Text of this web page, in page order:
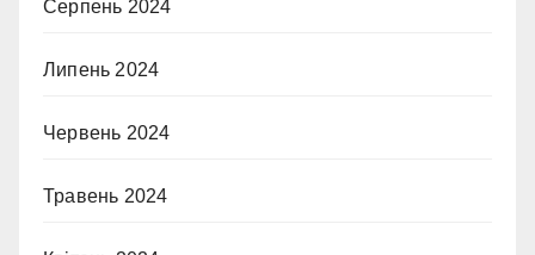
Серпень 2024
Липень 2024
Червень 2024
Травень 2024